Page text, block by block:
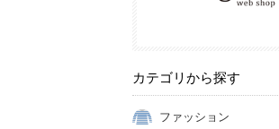
カテゴリから探す
ファッション